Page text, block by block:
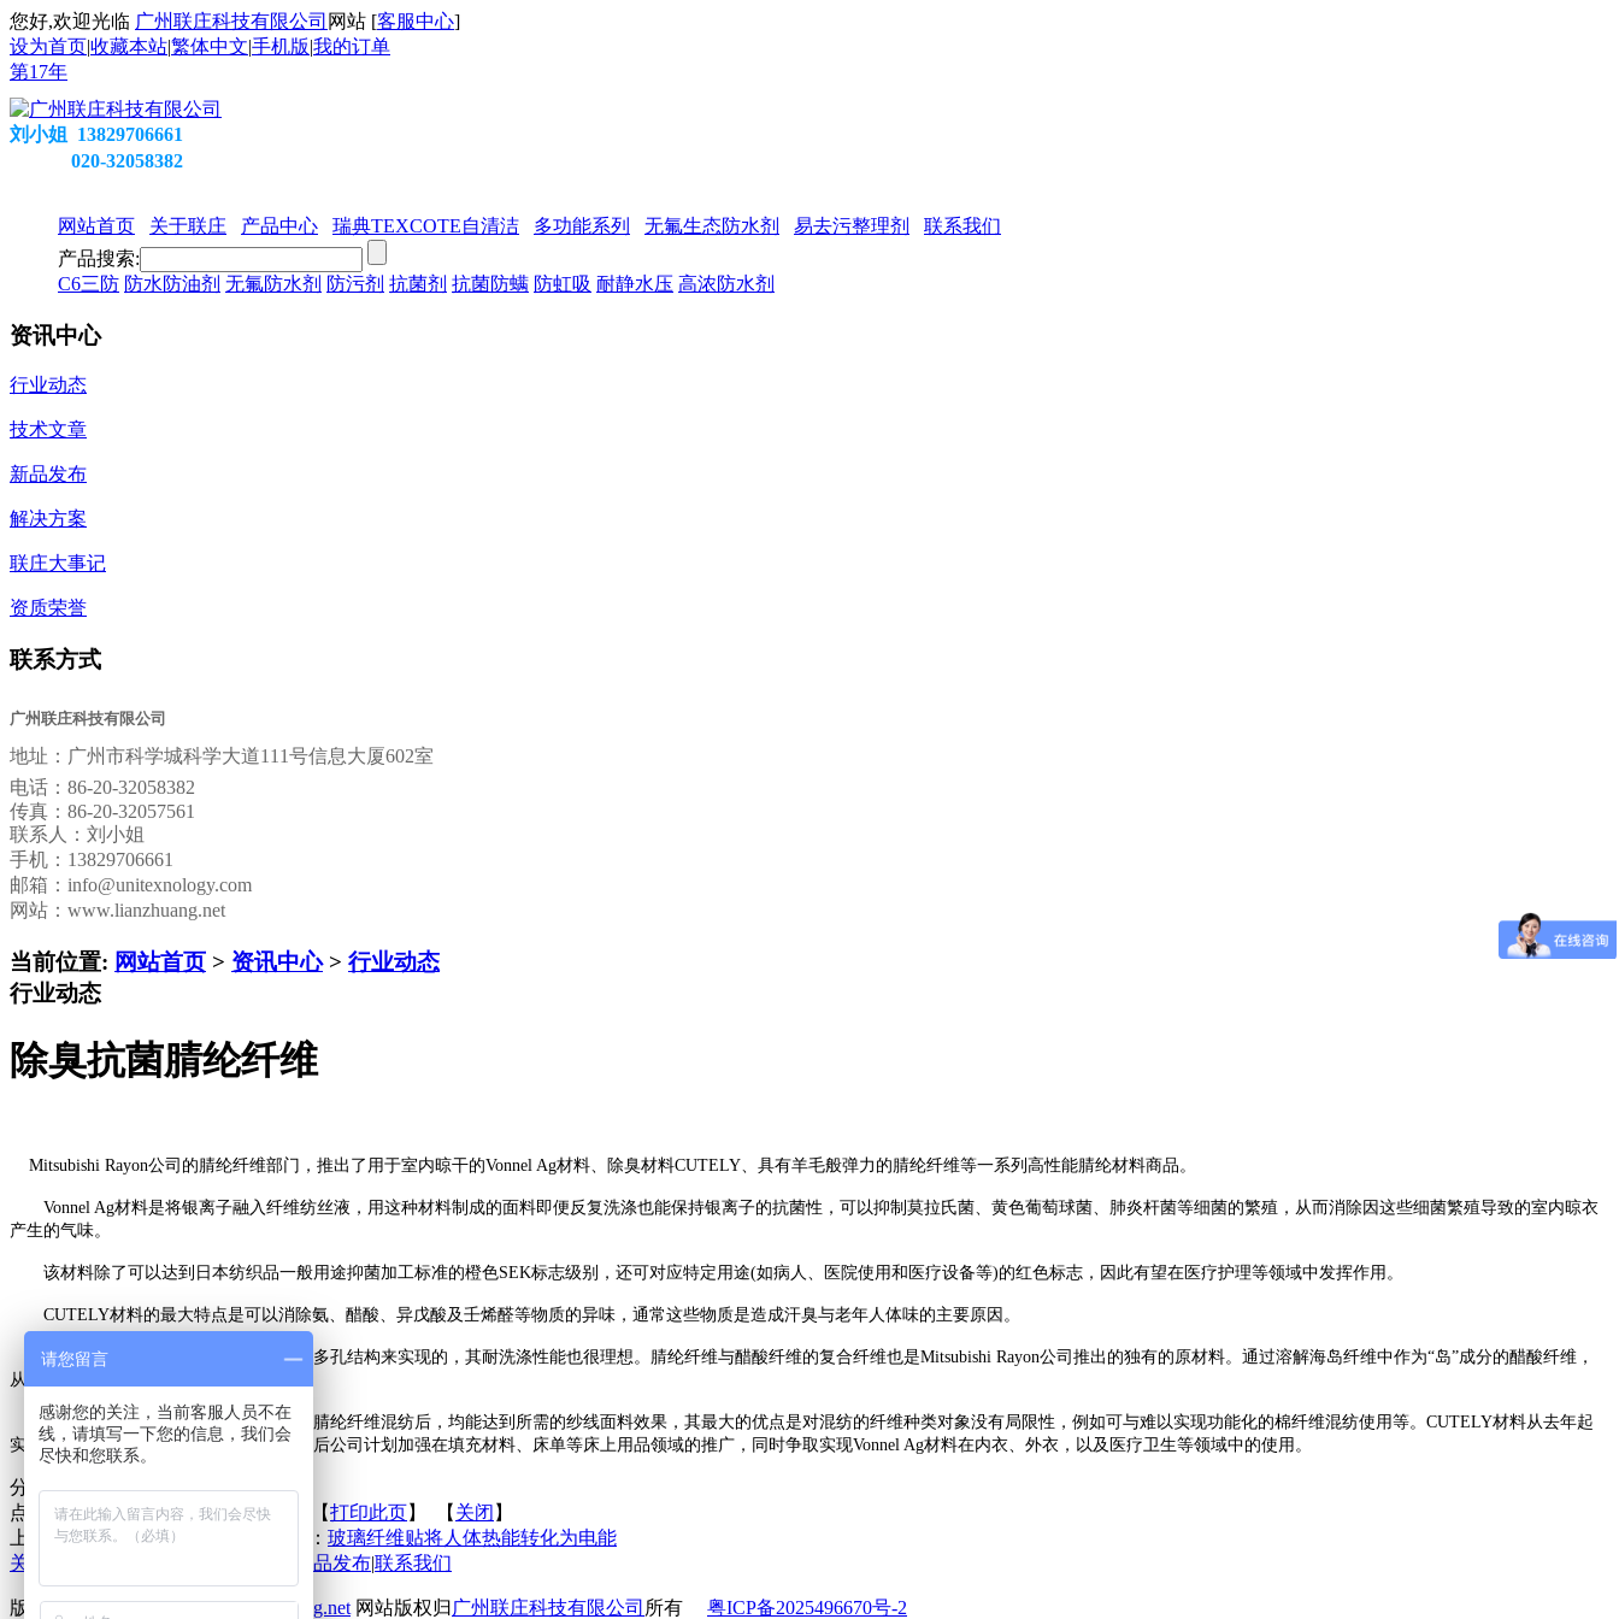
您好,欢迎光临 广州联庄科技有限公司 网站 [客服中心]
设为首页|收藏本站|繁体中文|手机版|我的订单
第17年
刘小姐 13829706661
020-32058382
网站首页 关于联庄 产品中心 瑞典TEXCOTE自清洁 多功能系列 无氟生态防水剂 易去污整理剂
联系我们
产品搜索:
C6三防 防水防油剂 无氟防水剂 防污剂 抗菌剂 抗菌防螨 防虹吸 耐静水压 高浓防水剂
资讯中心
行业动态
技术文章
新品发布
解决方案
联庄大事记
资质荣誉
联系方式
广州联庄科技有限公司
地址： 广州市科学城科学大道111号信息大厦602室
电话： 86-20-32058382
传真： 86-20-32057561
联系人：刘小姐
手机：13829706661
邮箱： info@unitexnology.com
网站：www.lianzhuang.net
当前位置: 网站首页 > 资讯中心> 行业动态
行业动态
除臭抗菌腈纶纤维
Mitsubishi Rayon公司的腈纶纤维部门，推出了用于室内晾干的Vonnel Ag材料、除臭材料CUTELY、具有羊毛般弹力的腈纶纤维等一系列高性能腈纶材料商品。
Vonnel Ag材料是将银离子融入纤维纺丝液，用这种材料制成的面料即便反复洗涤也能保持银离子的抗菌性，可以抑制莫拉氏菌、黄色葡萄球菌、肺炎杆菌等细菌的繁殖，从而消除因这些细菌繁殖导致的室内晾衣
产生的气味。
该材料除了可以达到日本纺织品一般用途抑菌加工标准的橙色SEK标志级别，还可对应特定用途(如病人、医院使用和医疗设备等)的红色标志，因此有望在医疗护理等领域中发挥作用。
CUTELY材料的最大特点是可以消除氨、醋酸、异戊酸及壬烯醛等物质的异味，通常这些物质是造成汗臭与老年人体味的主要原因。
除臭效果是通过添加壳聚糖及纤维的多孔结构来实现的，其耐洗涤性能也很理想。腈纶纤维与醋酸纤维的复合纤维也是Mitsubishi Rayon公司推出的独有的原材料。通过溶解海岛纤维中作为“岛”成分的醋酸纤维，
从而实现纤维的中空多孔结构。
Vonnel Ag与CUTELY材料在与30%的腈纶纤维混纺后，均能达到所需的纱线面料效果，其最大的优点是对混纺的纤维种类对象没有局限性，例如可与难以实现功能化的棉纤维混纺使用等。CUTELY材料从去年起
实现了批量生产，最初用于内衣面料，今后公司计划加强在填充材料、床单等床上用品领域的推广，同时争取实现Vonnel Ag材料在内衣、外衣，以及医疗卫生等领域中的使用。
分享到：
点击次数：更新时间：2014-10-15 【打印此页 】 【 关闭 】
上一条：穿在身上的板蓝根 下一条： 玻璃纤维贴将人体热能转化为电能
关于联庄
新品发布联系我们
版权所有 2013©http://www.lianzhuang.net网站版权归 广州联庄科技有限公司 所有 粤ICP备2025496670号-2
请您留言
感谢您的关注，当前客服人员不在
线，请填写一下您的信息，我们会
尽快和您联系。